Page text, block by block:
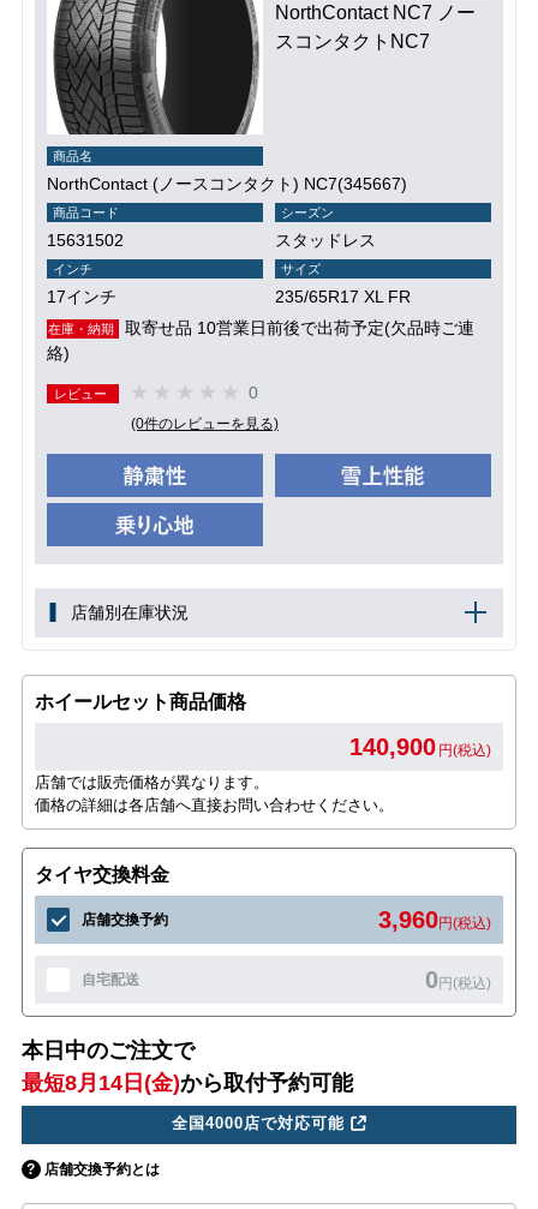
NorthContact NC7 ノー
スコンタクトNC7
商品名
NorthContact (ノースコンタクト) NC7(345667)
商品コード
15631502
シーズン
スタッドレス
インチ
17インチ
サイズ
235/65R17 XL FR
在庫・納期
取寄せ品 10営業日前後で出荷予定(欠品時ご連
絡)
レビュー 0
(0件のレビューを見る)
店舗別在庫状況
ホイールセット商品価格
140,900 円(税込)
店舗では販売価格が異なります。
価格の詳細は各店舗へ直接お問い合わせください。
タイヤ交換料金
店舗交換予約 3,960円(税込)
自宅配送 0円(税込)
本日中のご注文で
最短8月14日(金)から取付予約可能
全国4000店で対応可能
店舗交換予約とは